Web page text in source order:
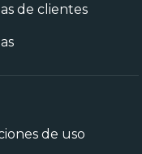
de clientes
de uso